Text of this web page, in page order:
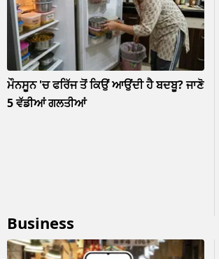
ਮੌਨਸੂਨ 'ਚ ਫਰਿੱਜ ਤੋਂ ਕਿਉਂ ਆਉਂਦੀ ਹੈ ਬਦਬੂ? ਜਾਣੋ
5 ਵੱਡੀਆਂ ਗਲਤੀਆਂ
Business